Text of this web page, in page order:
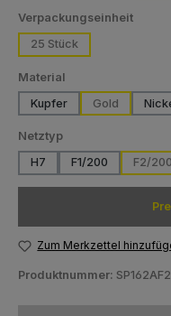
Verpackungseinheit
25 Stück
Material
Kupfer
Gold
Netztypauswählen
H7
F1/200 F2/200
Zum Merkzettel
Produktnummer: